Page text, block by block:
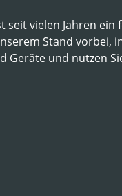
vielen Jahren ein
Stand vorbei,
Geräte und nutzen